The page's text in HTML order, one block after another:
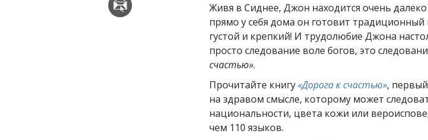
Живя в Сиднее, Джон находится очень
прямо у себя дома он готовит традиционный
густой и крепкий! И трудолюбие Джона
просто следование воле богов, это
счастью».
Прочитайте книгу«Дорога к счастью»,
на здравом смысле, которому может
национальности, цвета кожи или
чем 110 языков.